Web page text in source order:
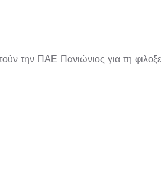
την ΠΑΕ Πανιώνιος για τη